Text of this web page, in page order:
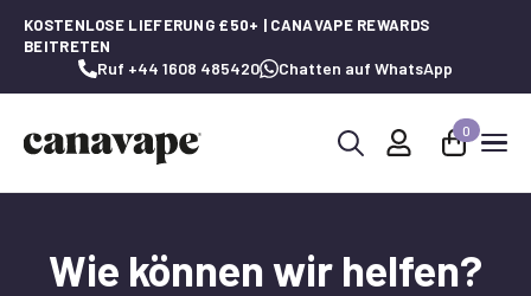
KOSTENLOSE LIEFERUNG £50+ | CANAVAPE REWARDS
BEITRETEN
Ruf +44 1608 485420 Chatten auf WhatsApp
0
Wie können wir helfen?